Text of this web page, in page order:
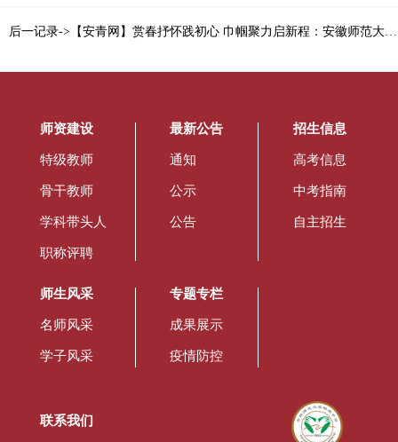
后一记录->【安青网】赏春抒怀践初心 巾帼聚力启新程：安徽师范大学附属中学工会组织女教工开展踏青活动
师资建设
特级教师
骨干教师
学科带头人
职称评聘
最新公告
通知
公示
公告
招生信息
高考信息
中考指南
自主招生
师生风采
名师风采
学子风采
专题专栏
成果展示
疫情防控
联系我们